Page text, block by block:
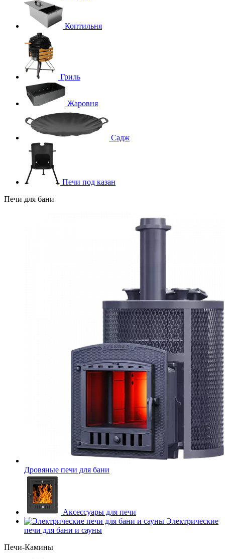
Коптильня
Гриль
Жаровня
Садж
Печи под казан
Печи для бани
Дровяные печи для бани
Аксессуары для печи
Электрические
печи для бани и сауны
Печи-Камины